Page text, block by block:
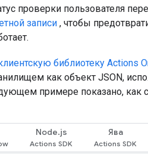
проверки пользователя
записи , чтобы
библиотеку Actions
как объект JSON,
примере показано, как
Node.js Ява